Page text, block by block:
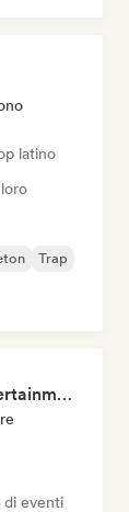
latino
Trap
Justin Newsome (Music & Entertainment Executive | A&R, Artist Development & Partnerships | Applied AI & Systems Strategy)
eventi